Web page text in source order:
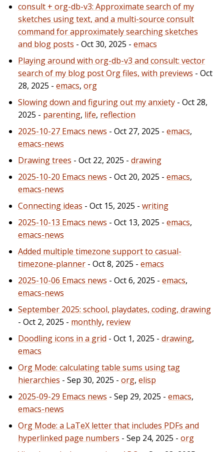
consult + org-db-v3: Approximate search of my
sketches using text, and a multi-source consult
command for approximately searching sketches
and blog posts - Oct 30, 2025 - emacs
Playing around with org-db-v3 and consult: vector
search of my blog post Org files, with previews - Oct
28, 2025 - emacs, org
Slowing down and figuring out my anxiety - Oct 28,
2025 - parenting, life, reflection
2025-10-27 Emacs news - Oct 27, 2025 - emacs,
emacs-news
Drawing trees - Oct 22, 2025 - drawing
2025-10-20 Emacs news - Oct 20, 2025 - emacs,
emacs-news
Connecting ideas - Oct 15, 2025 - writing
2025-10-13 Emacs news - Oct 13, 2025 - emacs,
emacs-news
Added multiple timezone support to casual-
timezone-planner - Oct 8, 2025 - emacs
2025-10-06 Emacs news - Oct 6, 2025 - emacs,
emacs-news
September 2025: school, playdates, coding, drawing
- Oct 2, 2025 - monthly, review
Doodling icons in a grid - Oct 1, 2025 - drawing,
emacs
Org Mode: calculating table sums using tag
hierarchies - Sep 30, 2025 - org, elisp
2025-09-29 Emacs news - Sep 29, 2025 - emacs,
emacs-news
Org Mode: a LaTeX letter that includes PDFs and
hyperlinked page numbers - Sep 24, 2025 - org